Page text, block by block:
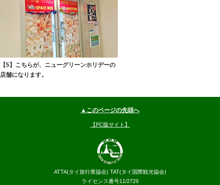
【5】こちらが、ニューグリーンホリデーの
店舗になります。
▲このページの先頭へ
【PC版サイト】
ATTA(タイ旅行業協会) TAT(タイ国際観光協会)
ライセンス番号11/2729